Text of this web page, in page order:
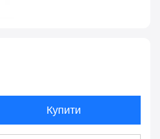
Купити